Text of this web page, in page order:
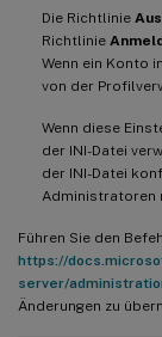
Die Richtlinie
Richtlinie
Wenn ein Konto
von der
Wenn diese
der INI-Datei
der INI-Datei
Administratoren
Führen Sie den
https://
server/
Änderungen zu